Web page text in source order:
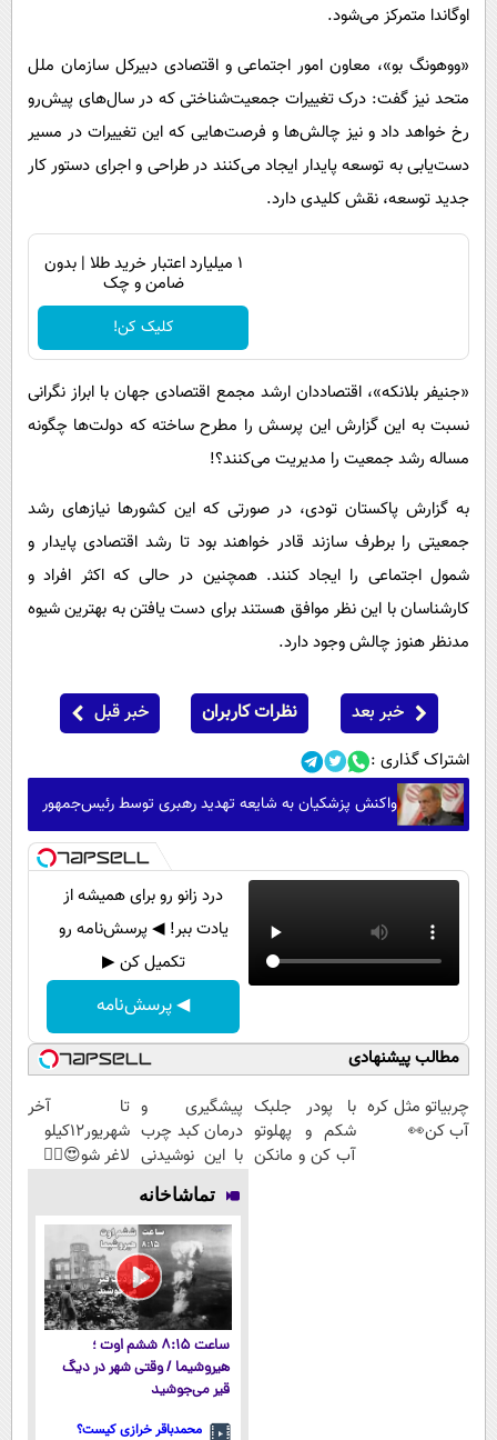
اوگاندا متمرکز می‌شود.
«ووهونگ بو»، معاون امور اجتماعی و اقتصادی دبیرکل سازمان ملل
متحد نیز گفت: درک تغییرات جمعیت‌شناختی که در سال‌های پیش‌رو
رخ خواهد داد و نیز چالش‌ها و فرصت‌هایی که این تغییرات در مسیر
دست‌یابی به توسعه پایدار ایجاد می‌کنند در طراحی و اجرای دستور کار
جدید توسعه، نقش کلیدی دارد.
۱ میلیارد اعتبار خرید طلا | بدون
ضامن و چک
کلیک کن!
«جنیفر بلانکه»، اقتصاددان ارشد مجمع اقتصادی جهان با ابراز نگرانی
نسبت به این گزارش این پرسش را مطرح ساخته که دولت‌ها چگونه
مساله رشد جمعیت را مدیریت می‌کنند؟!
به گزارش پاکستان تودی،‌ در صورتی که این کشورها نیازهای رشد
جمعیتی را برطرف سازند قادر خواهند بود تا رشد اقتصادی پایدار و
شمول اجتماعی را ایجاد کنند. همچنین در حالی که اکثر افراد و
کارشناسان با این نظر موافق هستند برای دست یافتن به بهترین شیوه
مدنظر هنوز چالش وجود دارد.
خبر بعد نظرات کاربران خبر قبل
اشتراک گذاری :
واکنش پزشکیان به شایعه تهدید رهبری توسط رئیس‌جمهور
درد زانو رو برای همیشه از
یادت ببر! ◀ پرسش‌نامه رو
تکمیل کن ▶
◀ پرسش‌نامه
مطالب پیشنهادی
چربیاتو مثل کره
آب کن👀
با پودر جلبک
شکم و پهلوتو
آب کن و مانکن
پیشگیری و
درمان کبد چرب
با این نوشیدنی
تا آخر
شهریور12کیلو
لاغر شو😍👌🏻
تماشاخانه
ساعت ۸:۱۵ ششم اوت ؛
هیروشیما / وقتی شهر در دیگ
قیر می‌جوشید
محمدباقر خرازی کیست؟